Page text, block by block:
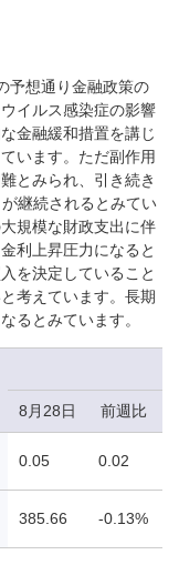
予想通り金融政策の
イルス感染症の影響
金融緩和措置を講じ
います。ただ副作用
とみられ、引き続き
継続されるとみてい
規模な財政支出に伴
利上昇圧力になると
を決定していること
考えています。長期
るとみています。
8月28日 前週比
0.05 0.02
385.66 -0.13%